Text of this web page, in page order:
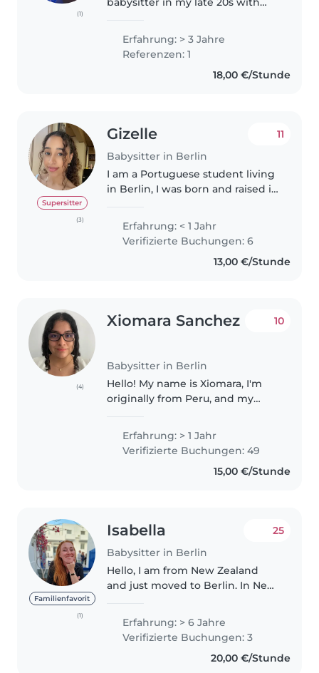
(1)
looking after children of all ages.
I'm currently pursuing a master's
degree at FU Berlin and..
Erfahrung: > 3 Jahre
Referenzen: 1
18,00 €/Stunde
Supersitter
(3)
Gizelle
Babysitter in Berlin
11
I am a Portuguese student living
in Berlin, I was born and raised in
the United States for my tertiary
education in Data Science. I have
experience with..
Erfahrung: < 1 Jahr
Verifizierte Buchungen: 6
13,00 €/Stunde
(4)
Xiomara Sanchez
Babysitter in Berlin
10
Hello! My name is Xiomara, I'm
originally from Peru, and my
speak English fluently and I'm
currently living in Berlin, where I
study German intensively..
Erfahrung: > 1 Jahr
Verifizierte Buchungen: 49
15,00 €/Stunde
Familienfavorit
(1)
Isabella
Babysitter in Berlin
25
Hello, I am from New Zealand
and just moved to Berlin. In New
children and families for many
years. I have also worked..
Erfahrung: > 6 Jahre
Verifizierte Buchungen: 3
20,00 €/Stunde